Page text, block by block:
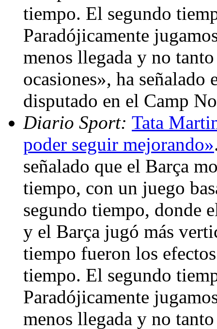
tiempo. El segundo
Paradójicamente
menos llegada y no
ocasiones», ha señalado
disputado en el Camp
Diario Sport: Tata
poder seguir mejorando»
señalado que el Barça
tiempo, con un juego
segundo tiempo, donde
y el Barça jugó más
tiempo fueron los
tiempo. El segundo
Paradójicamente
menos llegada y no